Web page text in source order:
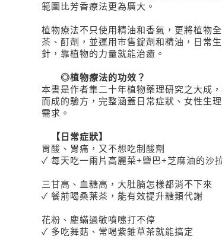
範圍比芳香療法更為廣大。
植物療法不只使用精油和香氣，更將植物
茶、酊劑，並運用市售錠劑和精油，日常
針，靠植物的力量就能治癒。
◎植物療法的功效？
本書是作者集二十年植物藥理研究之大成
而成的驗方，完整涵蓋日常症狀、女性生
需求。
【日常症狀】
胃酸、胃痛，又不想吃制酸劑
✓ 每天吃一兩片高麗菜+鹽巴+芝麻油的沙
三甘高、血糖高，大肚腩怎樣都消不下來
✓ 餐前喝桑葉茶，能有效提升糖類代謝
花粉、塵蟎過敏噴嚏打不停
✓ 多吃舞菇、常喝紫錐草茶就能搞定